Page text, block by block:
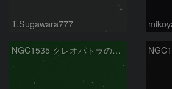
T.Sugawara777
NGC1535 クレオパトラの瞳 エリダヌス座